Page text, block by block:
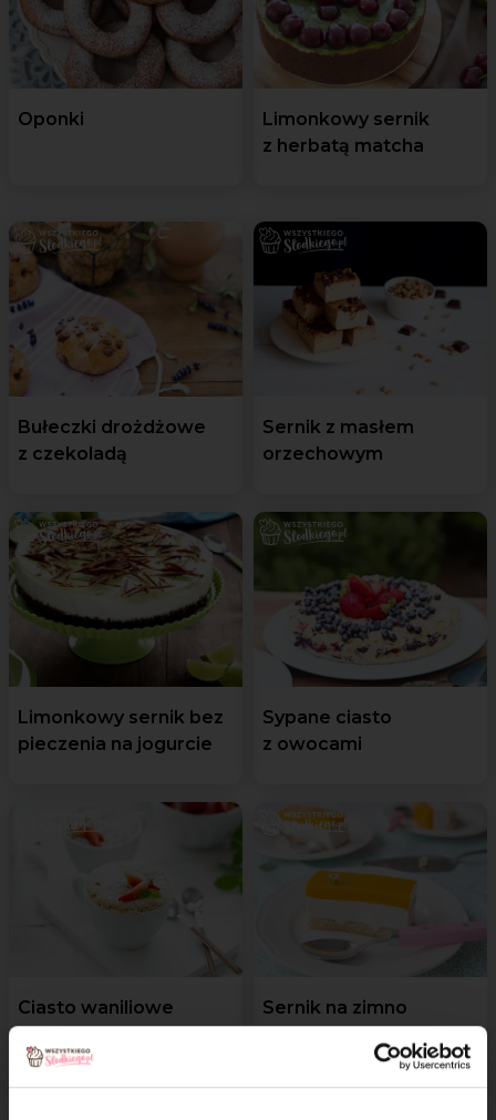
Oponki
Limonkowy sernik
z herbatą matcha
Bułeczki drożdżowe
z czekoladą
Sernik z masłem
orzechowym
Limonkowy sernik bez
pieczenia na jogurcie
Sypane ciasto
z owocami
Ciasto waniliowe
minut
Sernik na zimno